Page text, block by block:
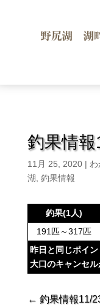
釣果情
11月 25, 2020|
湖 釣果情報
釣果(1人)
191匹～317匹
昨日と同じポイ
大口のキャンセ
← 釣果情報11/